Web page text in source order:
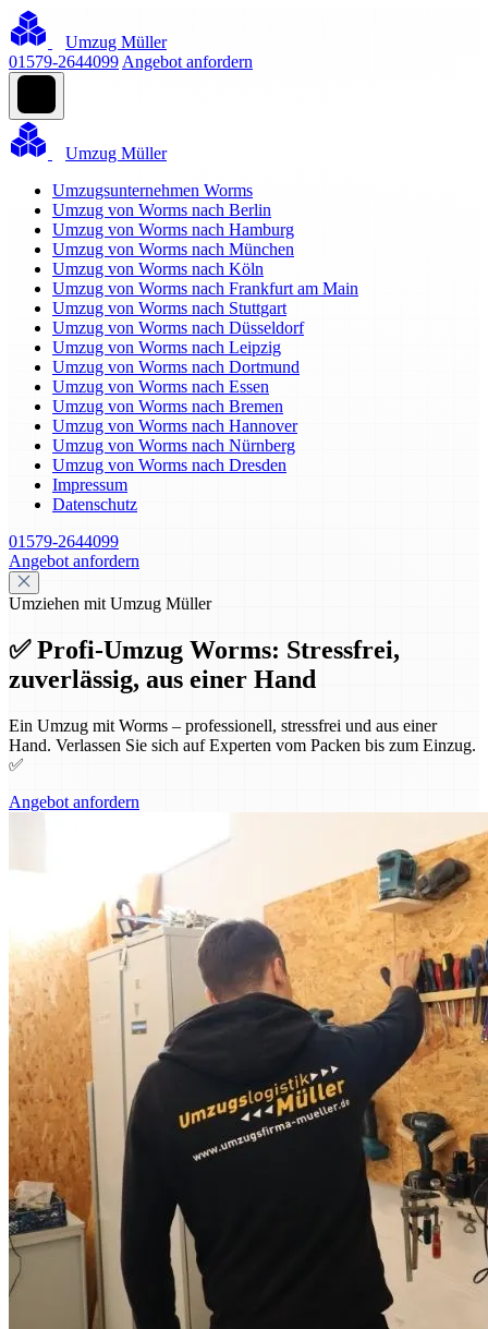
Umzug Müller
01579-2644099 Angebot anfordern
Umzug Müller
Umzugsunternehmen Worms
Umzug von Worms nach Berlin
Umzug von Worms nach Hamburg
Umzug von Worms nach München
Umzug von Worms nach Köln
Umzug von Worms nach Frankfurt am Main
Umzug von Worms nach Stuttgart
Umzug von Worms nach Düsseldorf
Umzug von Worms nach Leipzig
Umzug von Worms nach Dortmund
Umzug von Worms nach Essen
Umzug von Worms nach Bremen
Umzug von Worms nach Hannover
Umzug von Worms nach Nürnberg
Umzug von Worms nach Dresden
Impressum
Datenschutz
01579-2644099
Angebot anfordern
Umziehen mit Umzug Müller
✅ Profi-Umzug Worms: Stressfrei,
zuverlässig, aus einer Hand
Ein Umzug mit Worms – professionell, stressfrei und aus einer
Hand. Verlassen Sie sich auf Experten vom Packen bis zum Einzug.
✅
Angebot anfordern